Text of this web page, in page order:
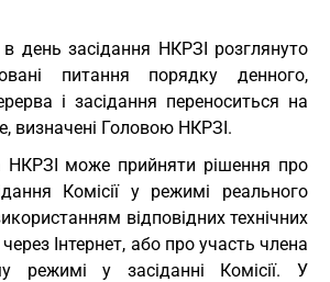
день засідання НКРЗІ розглянуто
питання порядку денного,
і засідання переноситься на
визначені Головою НКРЗІ.
НКРЗІ може прийняти рішення про
Комісії у режимі реального
відповідних технічних
Інтернет, або про участь члена
режимі у засіданні Комісії. У